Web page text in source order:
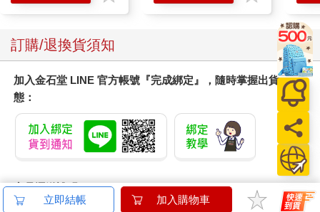
訂購/退換貨須知
加入金石堂 LINE 官方帳號『完成綁定』，隨時掌握出貨動
態：
商品運送說明：
本公司所提供的產品配送區域範圍目前僅限台灣本島。注
立即結帳 加入購物車